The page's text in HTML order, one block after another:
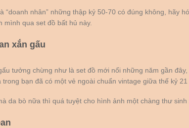
“doanh nhân” những thập kỷ 50-70 có đúng không, hãy
qua set đồ bất hủ này.
xắn gấu
tưởng chừng như là set đồ mới nổi những năm gần
bạn đã có một vẻ ngoài chuẩn vintage giữa thế kỷ 21
da bò nữa thì quá tuyệt cho hình ảnh một chàng thư sinh